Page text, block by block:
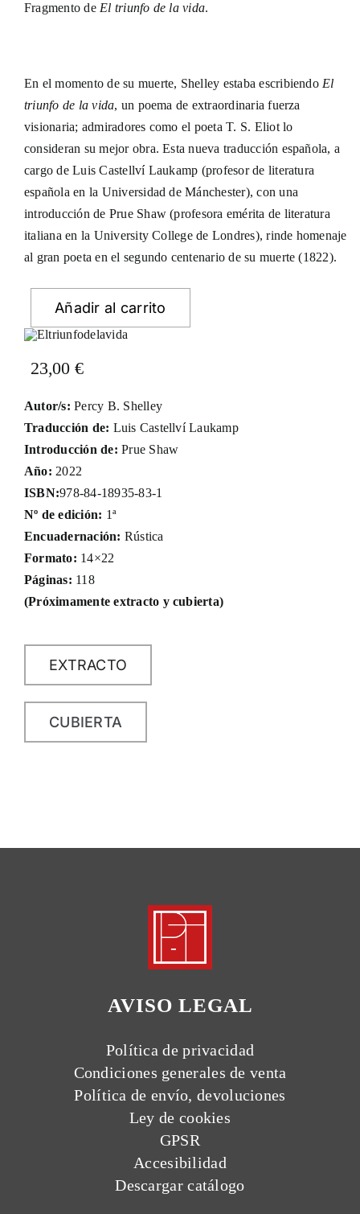
23,00 €
Autor/s:Percy B. Shelley
Traducción de: Luis Castellví Laukamp
Introducción de:Prue Shaw
Año: 2022
ISBN:978-84-18935-83-1
Nº de edición: 1ª
Encuadernación: Rústica
Formato: 14×22
Páginas: 118
(Próximamente extracto y cubierta)
EXTRACTO
CUBIERTA
Fragmento de El triunfo de la vida.
En el momento de su muerte, Shelley estaba escribiendo El
triunfo de la vida, un poema de extraordinaria fuerza
visionaria; admiradores como el poeta T. S. Eliot lo
consideran su mejor obra. Esta nueva traducción española, a
cargo de Luis Castellví Laukamp (profesor de literatura
española en la Universidad de Mánchester), con una
introducción de Prue Shaw (profesora emérita de literatura
italiana en la University College de Londres), rinde homenaje
al gran poeta en el segundo centenario de su muerte (1822).
Añadir al carrito
AVISO LEGAL
Política de privacidad
Condiciones generales de venta
Política de envío, devoluciones
Ley de cookies
GPSR
Accesibilidad
Descargar catálogo